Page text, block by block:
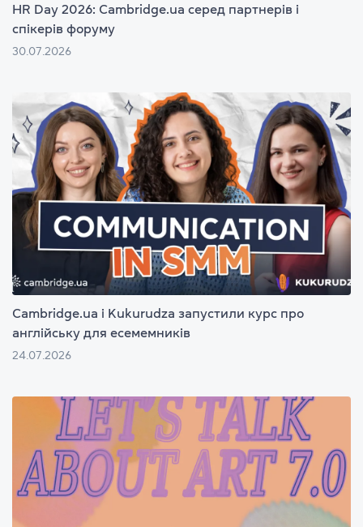
HR Day 2026: Cambridge.ua серед партнерів і
спікерів форуму
30.07.2026
Cambridge.ua і Kukurudza запустили курс про
англійську для есемемників
24.07.2026